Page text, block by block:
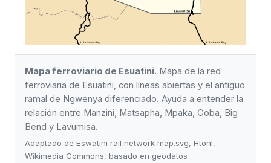
Mapa ferroviario de Esuatini. Mapa de la red
ferroviaria de Esuatini, con líneas abiertas y el antiguo
ramal de Ngwenya diferenciado. Ayuda a entender la
relación entre Manzini, Matsapha, Mpaka, Goba, Big
Bend y Lavumisa.
Adaptado de Eswatini rail network map.svg, Htonl,
Wikimedia Commons, basado en geodatos